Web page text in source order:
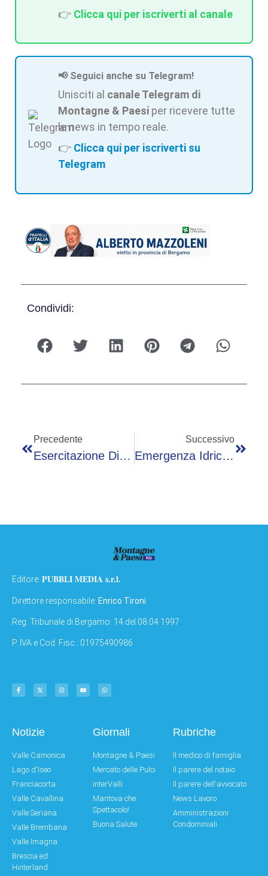
👉 Clicca qui per iscriverti al canale
📢 Seguici anche su Telegram!
Unisciti al canale Telegram di
Montagne & Paesi per ricevere tutte
le news in tempo reale.
👉 Clicca qui per iscriverti su
Telegram
Condividi:
Precedente
Esercitazione Di Soccorso Alpino A Breno: Otto Tecnici Sul Cornone Di Blumone Per Il Soccorso In Parete
Successivo
Emergenza Idrica: Coldiretti, Lago Di Como Riserva Strategica Per L’Agricoltura Lombarda. Trezzi Intervistato Sul Lungolago
Editore: PUBBLI MEDIA s.r.l.
Direttore responsabile: Enrico Tironi
Reg: Tribunale di Bergamo: 14 del 08.04.1997
P. IVA e Cod. Fisc.: 01975490986
Notizie
Valle Camonica
Lago d'Iseo
Franciacorta
Valle Cavallina
Valle Seriana
Valle Brembana
Valle Imagna
Brescia ed
Hinterland
Giornali
Montagne & Paesi
Mercato delle Pulci
interValli
Mantova che
Spettacolo!
Buona Salute
Rubriche
Il medico di famiglia
Il parere del notaio
Il parere dell'avvocato
News Lavoro
Amministrazioni
Condominiali